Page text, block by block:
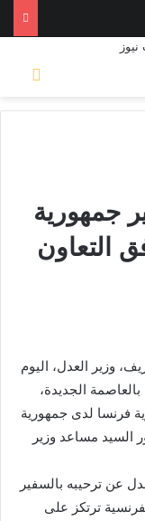
جمهورية
التعاون
وزير العدل، اليوم
العدل بالعاصمة الجديدة،
فرنسا لدى جمهورية
السيد مساعد وزير
عن ترحيبه بالسفير
ترتكز على